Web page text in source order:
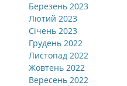
Березень 2023
Лютий 2023
Січень 2023
Грудень 2022
Листопад 2022
Жовтень 2022
Вересень 2022